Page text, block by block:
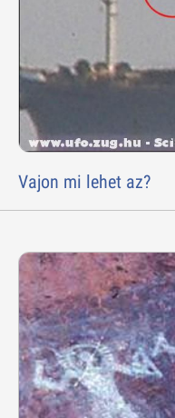
Vajon mi lehet az?